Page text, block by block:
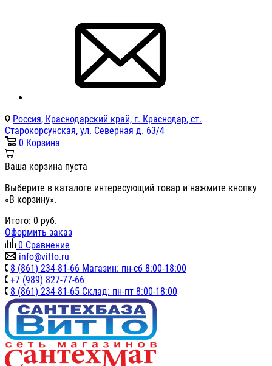
Россия, Краснодарский край, г. Краснодар, ст.
Старокорсунская, ул. Северная д. 63/4
0 Корзина
Ваша корзина пуста
Выберите в каталоге интересующий товар и нажмите кнопку
«В корзину».
Итого: 0 руб.
Оформить заказ
0 Сравнение
info@vitto.ru
8 (861) 234-81-66 Магазин: пн-сб 8:00-18:00
+7 (989) 827-77-66
8 (861) 234-81-65 Склад: пн-пт 8:00-18:00